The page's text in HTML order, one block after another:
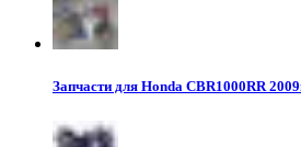
Запчасти для Honda CBR1000RR